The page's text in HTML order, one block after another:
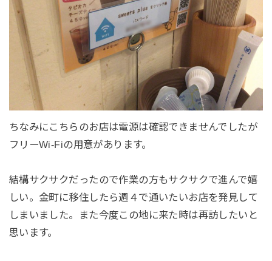
ちなみにこちらのお店は電源は確認できませんでしたが
フリーWi-Fiの用意があります。
結構サクサクだったので作業の方もサクサクで進んで嬉
しい。金町に移住したら週４で通いたいお店を発見して
しまいました。また今度この地に来た時は再訪したいと
思います。